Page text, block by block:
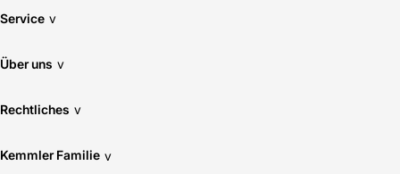
Service v
Über uns v
Rechtliches v
Kemmler Familie v